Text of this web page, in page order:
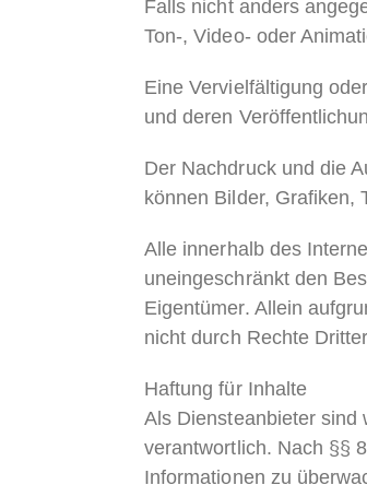
Falls nicht anders
Ton-, Video- oder
Eine Vervielfältigung
und deren
Der Nachdruck und die
können Bilder, Grafiken,
Alle innerhalb des
uneingeschränkt den
Eigentümer. Allein
nicht durch Rechte
Haftung für Inhalte
Als Diensteanbieter sind
verantwortlich. Nach §§
Informationen zu